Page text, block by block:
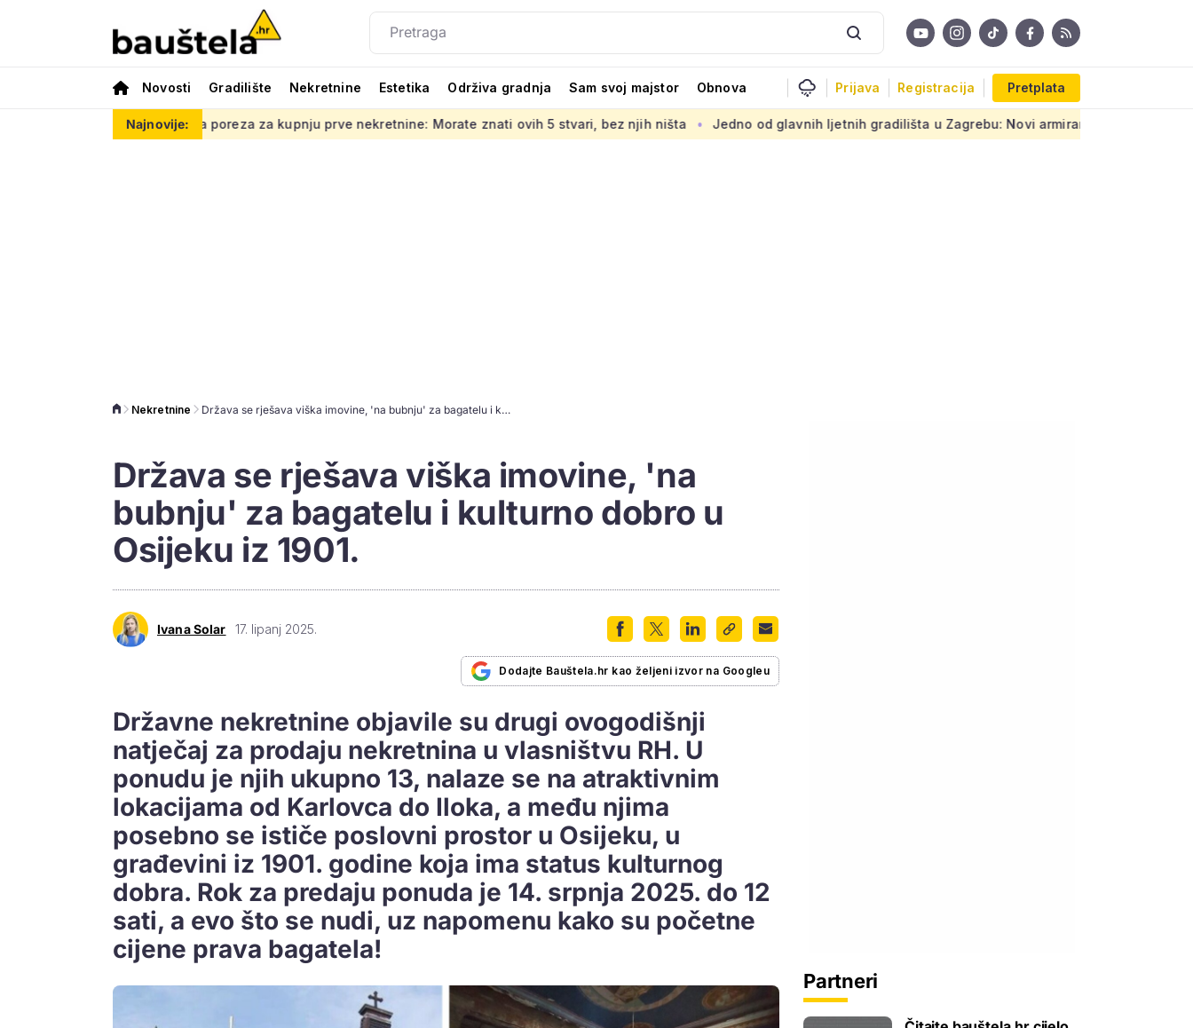
Novosti Gradilište Nekretnine Estetika Održiva gradnja Sam svoj majstor Obnova Prijava Registracija Pretplata
Najnovije:
do povrata poreza za kupnju prve nekretnine: Morate znati ovih 5 stvari, bez njih ništa Jedno od glavnih ljetnih gradilišta u Zagrebu: Novi armirani beton na prastarom prometnom
Nekretnine Država se rješava viška imovine, 'na bubnju' za bagatelu i kulturno dobro u Osijeku iz 1901.
Država se rješava viška imovine, 'na
bubnju' za bagatelu i kulturno dobro u
Osijeku iz 1901.
Ivana Solar 17. lipanj 2025.
Dodajte Bauštela.hr kao željeni izvor na Googleu
Državne nekretnine objavile su drugi ovogodišnji
natječaj za prodaju nekretnina u vlasništvu RH. U
ponudu je njih ukupno 13, nalaze se na atraktivnim
lokacijama od Karlovca do Iloka, a među njima
posebno se ističe poslovni prostor u Osijeku, u
građevini iz 1901. godine koja ima status kulturnog
dobra. Rok za predaju ponuda je 14. srpnja 2025. do 12
sati, a evo što se nudi, uz napomenu kako su početne
cijene prava bagatela!
Partneri